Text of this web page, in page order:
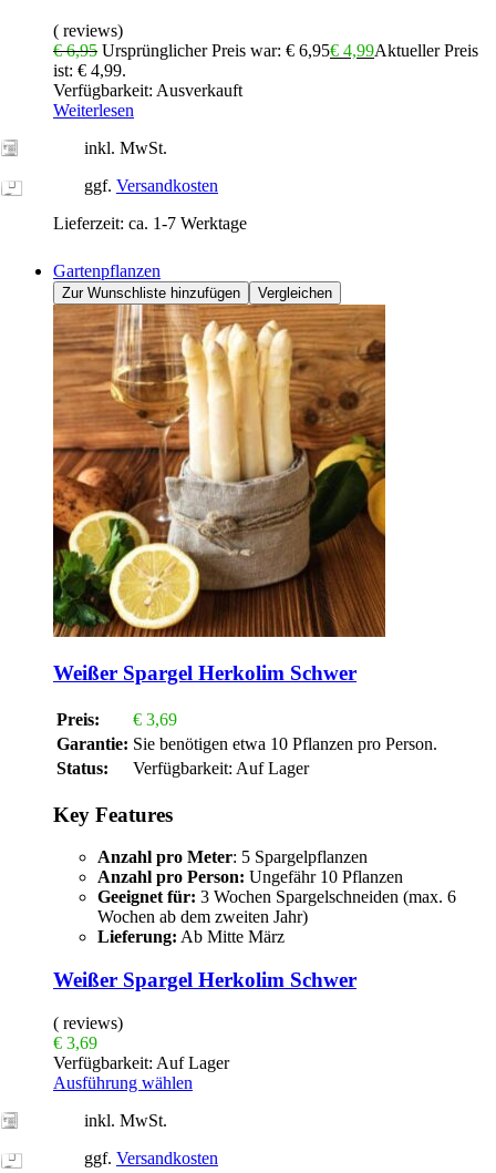
( reviews)
€6,95 Ursprünglicher Preis war: € 6,95€ 4,99Aktueller Preis
ist: € 4,99.
Verfügbarkeit: Ausverkauft
Weiterlesen
inkl. MwSt.
ggf. Versandkosten
Lieferzeit: ca. 1-7 Werktage
Gartenpflanzen
Zur Wunschliste hinzufügen Vergleichen
Weißer Spargel Herkolim Schwer
Preis: € 3,69
Garantie: Sie benötigen etwa 10 Pflanzen pro Person.
Status:
Verfügbarkeit: Auf Lager
Key Features
Anzahl pro Meter: 5 Spargelpflanzen
Anzahl pro Person: Ungefähr 10 Pflanzen
Geeignet für: 3 Wochen Spargelschneiden (max. 6
Wochen ab dem zweiten Jahr)
Lieferung: Ab Mitte März
Weißer Spargel Herkolim Schwer
( reviews)
€ 3,69
Verfügbarkeit: Auf Lager
Ausführung wählen
inkl. MwSt.
ggf. Versandkosten